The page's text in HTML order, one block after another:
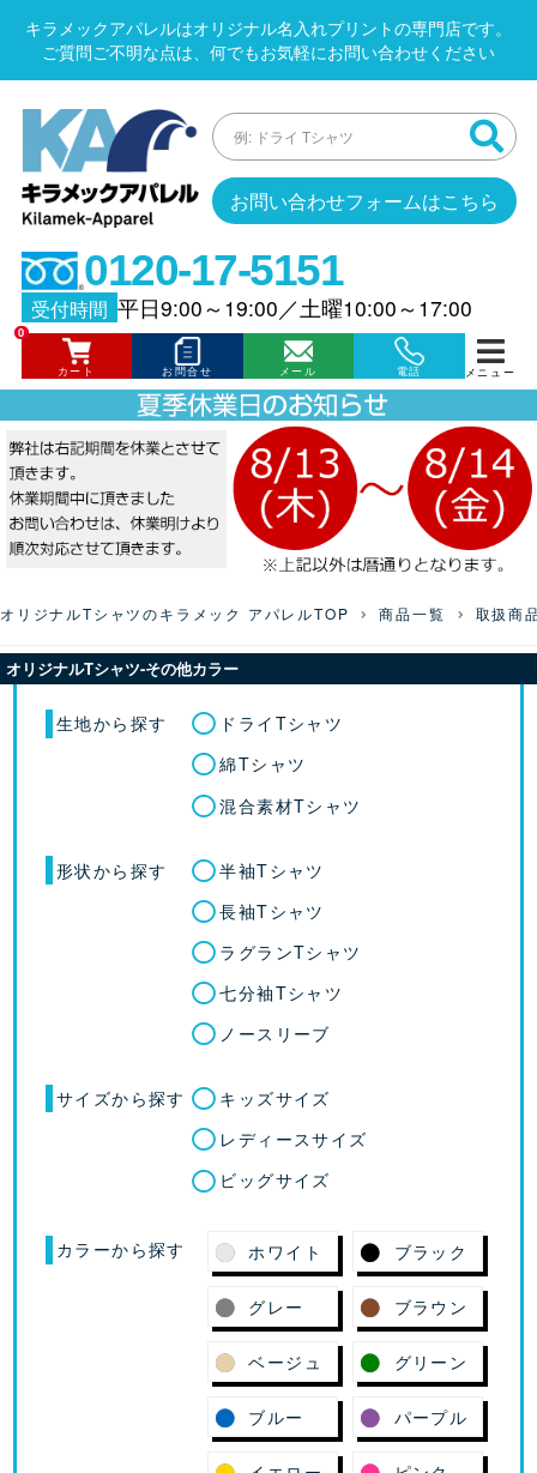
キラメックアパレルはオリジナル名入れプリントの専門店です。
ご質問ご不明な点は、何でもお気軽にお問い合わせください
お問い合わせフォームはこちら
0120-17-5151
受付時間 平日9:00～19:00／土曜10:00～17:00
カート
0
お問合せ メール 電話 メニュー
オリジナルTシャツのキラメック アパレルTOP 商品一覧 取扱商
オリジナルTシャツ-その他カラー
生地から探す
ドライTシャツ
綿Tシャツ
混合素材Tシャツ
形状から探す
半袖Tシャツ
長袖Tシャツ
ラグランTシャツ
七分袖Tシャツ
ノースリーブ
サイズから探す
キッズサイズ
レディースサイズ
ビッグサイズ
カラーから探す ホワイト ブラック
グレー ブラウン
ベージュ グリーン
ブルー パープル